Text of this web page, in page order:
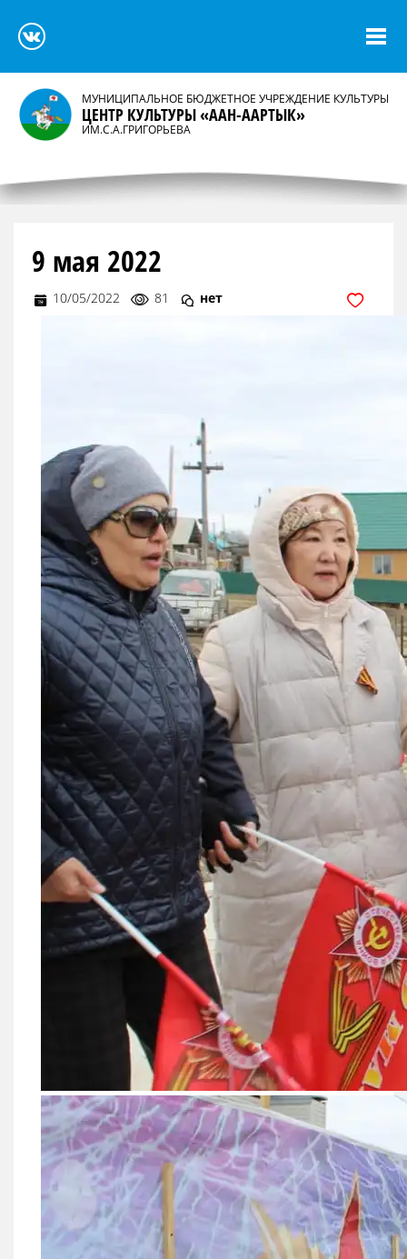
МУНИЦИПАЛЬНОЕ БЮДЖЕТНОЕ УЧРЕЖДЕНИЕ КУЛЬТУРЫ
ЦЕНТР КУЛЬТУРЫ «ААН-ААРТЫК»
ИМ.С.А.ГРИГОРЬЕВА
9 мая 2022
10/05/2022 81 нет